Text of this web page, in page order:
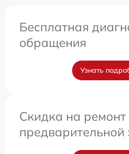
Бесплатная
обращения
Узнать
Скидка на
предварительной